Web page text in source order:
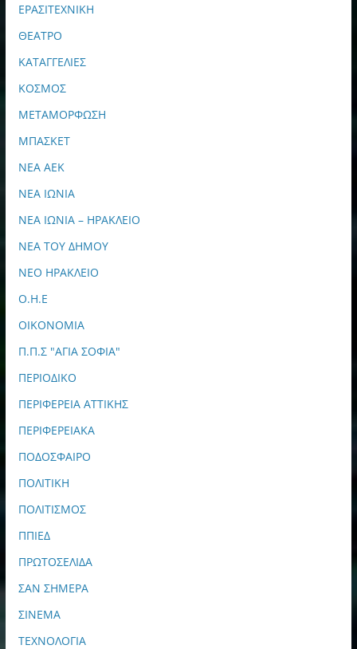
ΕΡΑΣΙΤΕΧΝΙΚΗ
ΘΕΑΤΡΟ
ΚΑΤΑΓΓΕΛΙΕΣ
ΚΟΣΜΟΣ
ΜΕΤΑΜΟΡΦΩΣΗ
ΜΠΑΣΚΕΤ
ΝΕΑ ΑΕΚ
ΝΕΑ ΙΩΝΙΑ
ΝΕΑ ΙΩΝΙΑ – ΗΡΑΚΛΕΙΟ
ΝΕΑ ΤΟΥ ΔΗΜΟΥ
ΝΕΟ ΗΡΑΚΛΕΙΟ
Ο.Η.Ε
ΟΙΚΟΝΟΜΙΑ
Π.Π.Σ "ΑΓΙΑ ΣΟΦΙΑ"
ΠΕΡΙΟΔΙΚΟ
ΠΕΡΙΦΕΡΕΙΑ ΑΤΤΙΚΗΣ
ΠΕΡΙΦΕΡΕΙΑΚΑ
ΠΟΔΟΣΦΑΙΡΟ
ΠΟΛΙΤΙΚΗ
ΠΟΛΙΤΙΣΜΟΣ
ΠΠΙΕΔ
ΠΡΩΤΟΣΕΛΙΔΑ
ΣΑΝ ΣΗΜΕΡΑ
ΣΙΝΕΜΑ
ΤΕΧΝΟΛΟΓΙΑ